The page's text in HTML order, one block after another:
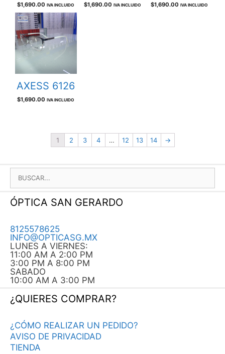
$1,690.00 IVA INCLUIDO $1,690.00 IVA INCLUIDO $1,690.00 IVA INCLUIDO
AXESS 6126
$1,690.00 IVA INCLUIDO
1 2 3 4 … 12 13 14 →
BUSCAR:
ÓPTICA SAN GERARDO
8125578625
INFO@OPTICASG.MX
LUNES A VIERNES:
11:00 AM A 2:00 PM
3:00 PM A 8:00 PM
SABADO
10:00 AM A 3:00 PM
¿QUIERES COMPRAR?
¿CÓMO REALIZAR UN PEDIDO?
AVISO DE PRIVACIDAD
TIENDA